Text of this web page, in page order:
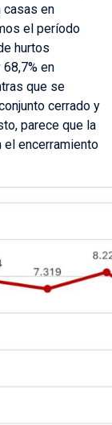
casas en
el período
hurtos
en
que se
cerrado y
parece que la
el encerramiento